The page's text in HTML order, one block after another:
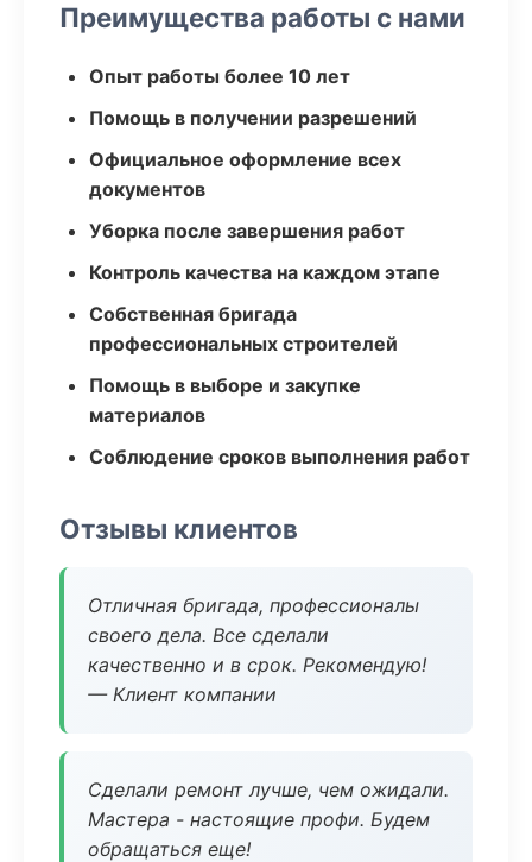
Преимущества работы с нами
Опыт работы более 10 лет
Помощь в получении разрешений
Официальное оформление всех
документов
Уборка после завершения работ
Контроль качества на каждом этапе
Собственная бригада
профессиональных строителей
Помощь в выборе и закупке
материалов
Соблюдение сроков выполнения работ
Отзывы клиентов
Отличная бригада, профессионалы
своего дела. Все сделали
качественно и в срок. Рекомендую!
— Клиент компании
Сделали ремонт лучше, чем ожидали.
Мастера - настоящие профи. Будем
обращаться еще!